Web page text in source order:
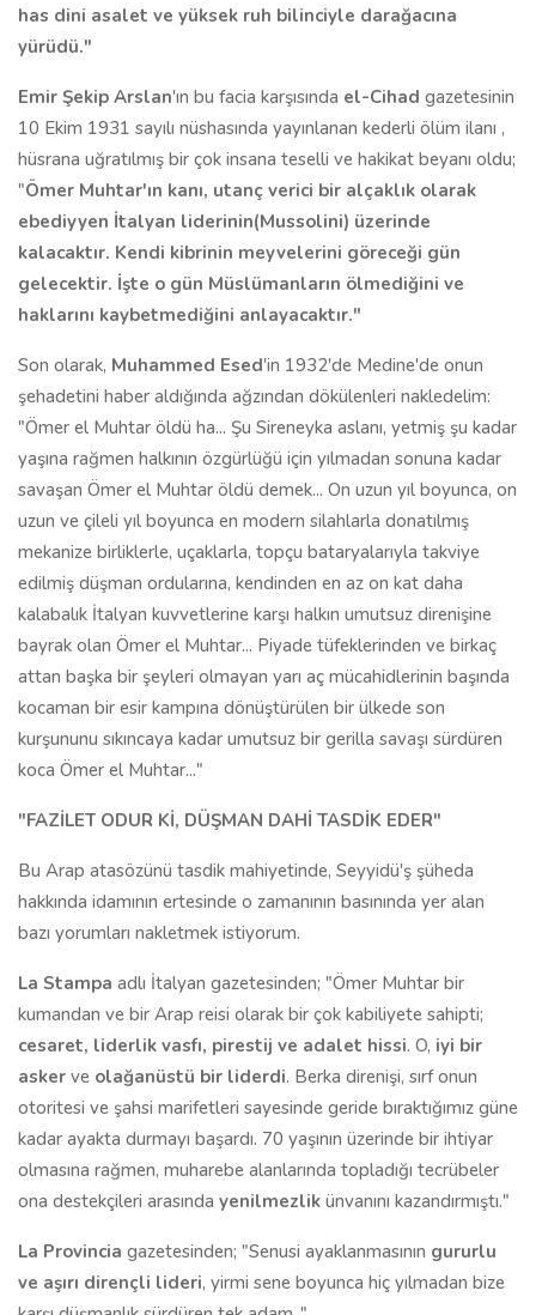
has dini asalet ve yüksek ruh bilinciyle darağacına
yürüdü."
Emir Şekip Arslan'ın bu facia karşısında el-Cihad gazetesinin
10 Ekim 1931 sayılı nüshasında yayınlanan kederli ölüm ilanı ,
hüsrana uğratılmış bir çok insana teselli ve hakikat beyanı oldu;
"Ömer Muhtar'ın kanı, utanç verici bir alçaklık olarak
ebediyyen İtalyan liderinin(Mussolini) üzerinde
kalacaktır. Kendi kibrinin meyvelerini göreceği gün
gelecektir. İşte o gün Müslümanların ölmediğini ve
haklarını kaybetmediğini anlayacaktır."
Son olarak, Muhammed Esed'in 1932'de Medine'de onun
şehadetini haber aldığında ağzından dökülenleri nakledelim:
"Ömer el Muhtar öldü ha... Şu Sireneyka aslanı, yetmiş şu kadar
yaşına rağmen halkının özgürlüğü için yılmadan sonuna kadar
savaşan Ömer el Muhtar öldü demek... On uzun yıl boyunca, on
uzun ve çileli yıl boyunca en modern silahlarla donatılmış
mekanize birliklerle, uçaklarla, topçu bataryalarıyla takviye
edilmiş düşman ordularına, kendinden en az on kat daha
kalabalık İtalyan kuvvetlerine karşı halkın umutsuz direnişine
bayrak olan Ömer el Muhtar... Piyade tüfeklerinden ve birkaç
attan başka bir şeyleri olmayan yarı aç mücahidlerinin başında
kocaman bir esir kampına dönüştürülen bir ülkede son
kurşununu sıkıncaya kadar umutsuz bir gerilla savaşı sürdüren
koca Ömer el Muhtar..."
"FAZİLET ODUR Kİ, DÜŞMAN DAHİ TASDİK EDER"
Bu Arap atasözünü tasdik mahiyetinde, Seyyidü'ş şüheda
hakkında idamının ertesinde o zamanının basınında yer alan
bazı yorumları nakletmek istiyorum.
La Stampa adlı İtalyan gazetesinden; "Ömer Muhtar bir
kumandan ve bir Arap reisi olarak bir çok kabiliyete sahipti;
cesaret, liderlik vasfı, pirestij ve adalet hissi. O, iyi bir
asker ve olağanüstü bir liderdi. Berka direnişi, sırf onun
otoritesi ve şahsi marifetleri sayesinde geride bıraktığımız güne
kadar ayakta durmayı başardı. 70 yaşının üzerinde bir ihtiyar
olmasına rağmen, muharebe alanlarında topladığı tecrübeler
ona destekçileri arasında yenilmezlik ünvanını kazandırmıştı."
La Provincia gazetesinden; "Senusi ayaklanmasının gururlu
ve aşırı dirençli lideri, yirmi sene boyunca hiç yılmadan bize